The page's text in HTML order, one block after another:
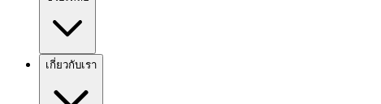
เกี่ยวกับเรา